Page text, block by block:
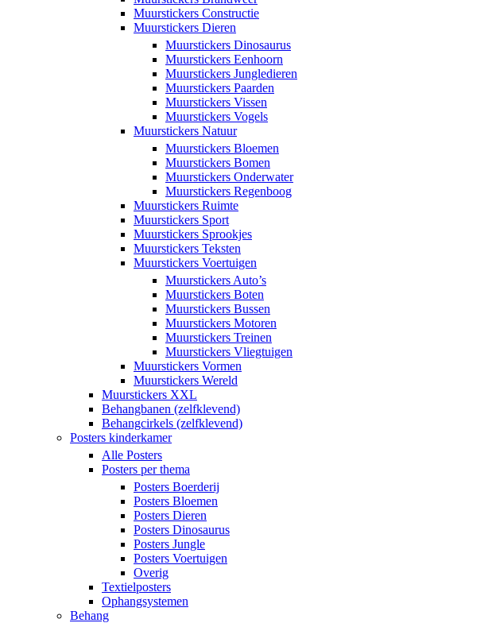
Muurstickers Constructie
Muurstickers Dieren
Muurstickers Dinosaurus
Muurstickers Eenhoorn
Muurstickers Jungledieren
Muurstickers Paarden
Muurstickers Vissen
Muurstickers Vogels
Muurstickers Natuur
Muurstickers Bloemen
Muurstickers Bomen
Muurstickers Onderwater
Muurstickers Regenboog
Muurstickers Ruimte
Muurstickers Sport
Muurstickers Sprookjes
Muurstickers Teksten
Muurstickers Voertuigen
Muurstickers Auto’s
Muurstickers Boten
Muurstickers Bussen
Muurstickers Motoren
Muurstickers Treinen
Muurstickers Vliegtuigen
Muurstickers Vormen
Muurstickers Wereld
Muurstickers XXL
Behangbanen (zelfklevend)
Behangcirkels (zelfklevend)
Posters kinderkamer
Alle Posters
Posters per thema
Posters Boerderij
Posters Bloemen
Posters Dieren
Posters Dinosaurus
Posters Jungle
Posters Voertuigen
Overig
Textielposters
Ophangsystemen
Behang